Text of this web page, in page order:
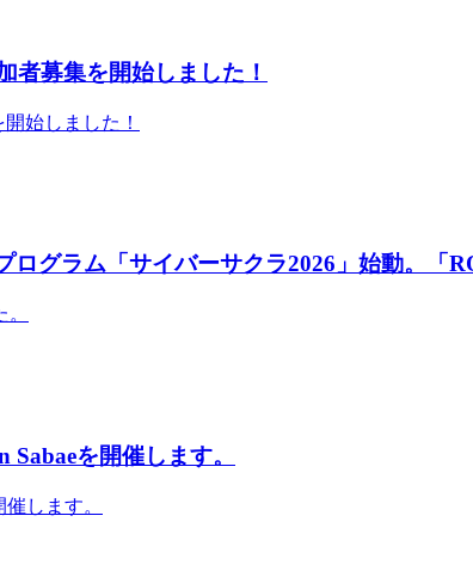
者募集を開始しました！
始しました！
グラム「サイバーサクラ2026」始動。「
を開催します。
します。